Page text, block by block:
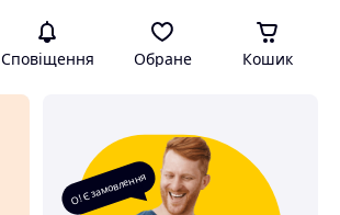
Сповіщення Обране Кошик
О! Є замовлення